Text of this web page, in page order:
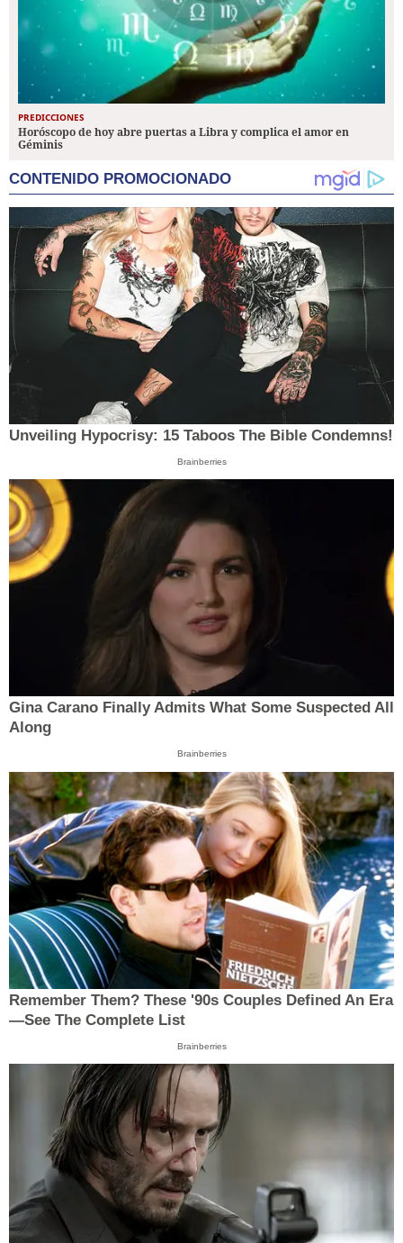
PREDICCIONES
Horóscopo de hoy abre puertas a Libra y complica el amor en
Géminis
CONTENIDO PROMOCIONADO
Unveiling Hypocrisy: 15 Taboos The Bible Condemns!
Brainberries
Gina Carano Finally Admits What Some Suspected All
Along
Brainberries
Remember Them? These '90s Couples Defined An Era
—See The Complete List
Brainberries